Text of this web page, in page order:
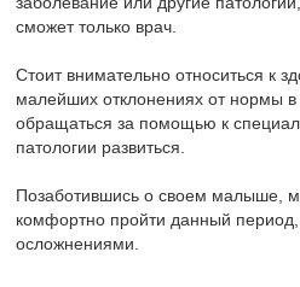
сможет только врач.
Стоит внимательно относиться к
малейших отклонениях от нормы
обращаться за помощью к
патологии развиться.
Позаботившись о своем малыше,
комфортно пройти данный период,
осложнениями.